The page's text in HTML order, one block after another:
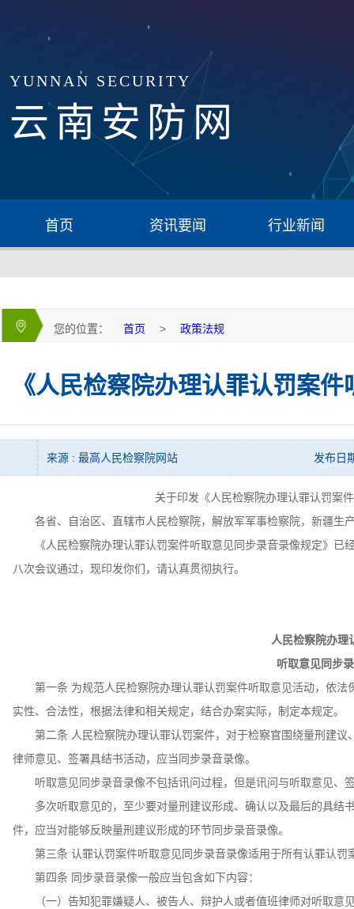
YUNNAN SECURITY
云南安防网
首页 资讯要闻 行业新闻
您的位置： 首页 > 政策法规
《人民检察院办理认罪认罚案
来源 : 最高人民检察院网站 发布日
关于印发《人民检察院办理认罪认罚案件
各省、自治区、直辖市人民检察院，解放军军事检察院，新疆生
《人民检察院办理认罪认罚案件听取意见同步录音录像规定》已
八次会议通过，现印发你们，请认真贯彻执行。
人民检察院办理
听取意见同步录
第一条 为规范人民检察院办理认罪认罚案件听取意见活动，依法
实性、合法性，根据法律和相关规定，结合办案实际，制定本规定。
第二条 人民检察院办理认罪认罚案件，对于检察官围绕量刑建议
律师意见、签署具结书活动，应当同步录音录像。
听取意见同步录音录像不包括讯问过程，但是讯问与听取意见、
多次听取意见的，至少要对量刑建议形成、确认以及最后的具结
件，应当对能够反映量刑建议形成的环节同步录音录像。
第三条 认罪认罚案件听取意见同步录音录像适用于所有认罪认罚
第四条 同步录音录像一般应当包含如下内容：
（一）告知犯罪嫌疑人、被告人、辩护人或者值班律师对听取意